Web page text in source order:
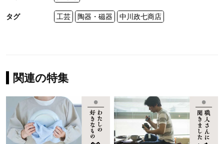
タグ 工芸 陶器・磁器 中川政七商店
関連の特集